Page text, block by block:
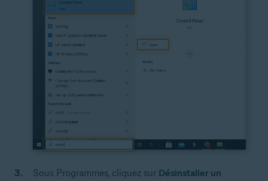
Sous Programmes, cliquez sur Désinstaller un